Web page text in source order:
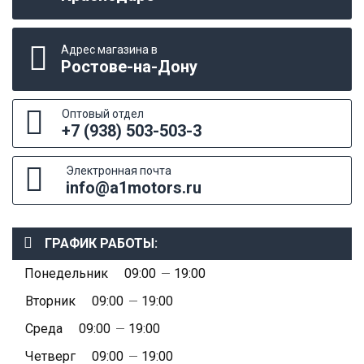
Адрес магазина в
Ростове-на-Дону
Оптовый отдел
+7 (938) 503-503-3
Электронная почта
info@a1motors.ru
ГРАФИК РАБОТЫ:
Понедельник
09:00
19:00
Вторник
09:00
19:00
Среда
09:00
19:00
Четверг
09:00 19:00